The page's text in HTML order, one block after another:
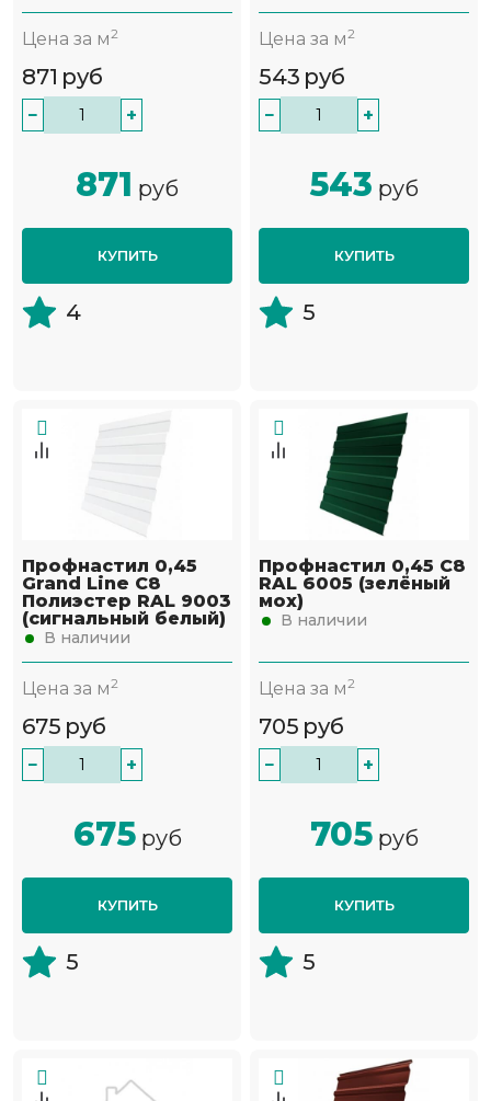
Цена за м2
871 руб
− +
871 руб
КУПИТЬ
4
Цена за м2
543 руб
− +
543 руб
КУПИТЬ
5
Профнастил 0,45
Grand Line С8
Полиэстер RAL 9003
(сигнальный белый)
В наличии
Цена за м2
675 руб
− +
675руб
КУПИТЬ
5
Профнастил 0,45 С8
RAL 6005 (зелёный
мох)
В наличии
Цена за м2
705 руб
− +
705руб
КУПИТЬ
5